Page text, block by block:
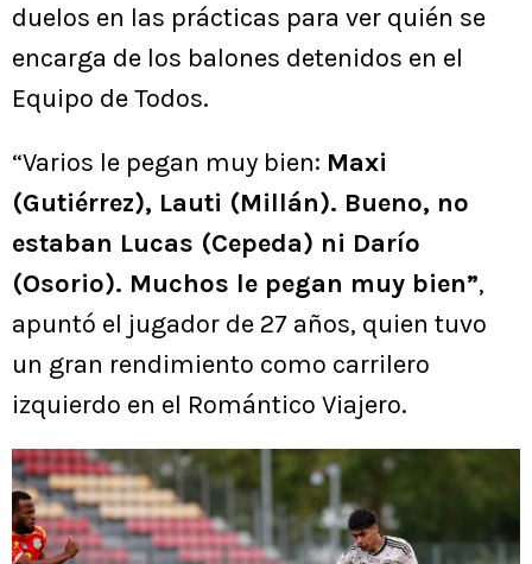
duelos en las prácticas para ver quién se
encarga de los balones detenidos en el
Equipo de Todos.
“Varios le pegan muy bien: Maxi
(Gutiérrez), Lauti (Millán). Bueno, no
estaban Lucas (Cepeda) ni Darío
(Osorio). Muchos le pegan muy bien”,
apuntó el jugador de 27 años, quien tuvo
un gran rendimiento como carrilero
izquierdo en el Romántico Viajero.